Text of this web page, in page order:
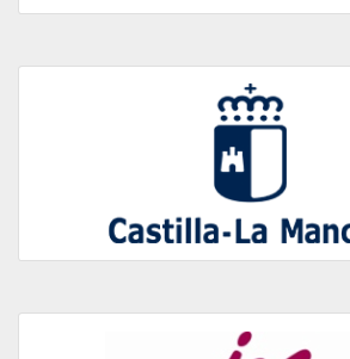
Castilla-La Mancha
Instituto de la Mujer Castilla-La